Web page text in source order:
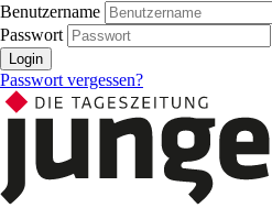
Benutzername
Passwort
Login
Passwort vergessen?